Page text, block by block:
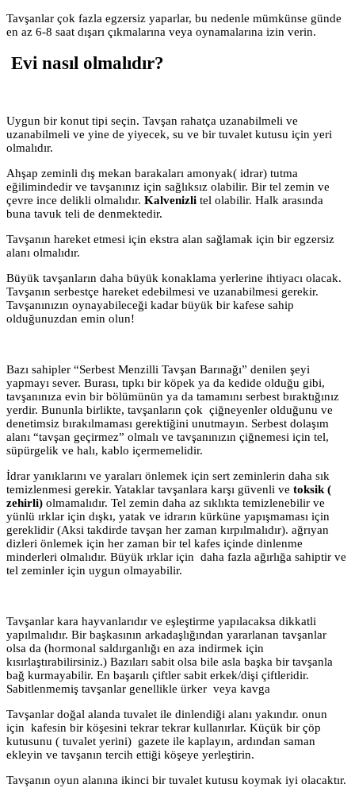
Tavşanlar çok fazla egzersiz yaparlar, bu nedenle mümkünse günde
en az 6-8 saat dışarı çıkmalarına veya oynamalarına izin verin.
Evi nasıl olmalıdır?
Uygun bir konut tipi seçin. Tavşan rahatça uzanabilmeli ve
uzanabilmeli ve yine de yiyecek, su ve bir tuvalet kutusu için yeri
olmalıdır.
Ahşap zeminli dış mekan barakaları amonyak( idrar) tutma
eğilimindedir ve tavşanınız için sağlıksız olabilir. Bir tel zemin ve
çevre ince delikli olmalıdır. Kalvenizli tel olabilir. Halk arasında
buna tavuk teli de denmektedir.
Tavşanın hareket etmesi için ekstra alan sağlamak için bir egzersiz
alanı olmalıdır.
Büyük tavşanların daha büyük konaklama yerlerine ihtiyacı olacak.
Tavşanın serbestçe hareket edebilmesi ve uzanabilmesi gerekir.
Tavşanınızın oynayabileceği kadar büyük bir kafese sahip
olduğunuzdan emin olun!
Bazı sahipler “Serbest Menzilli Tavşan Barınağı” denilen şeyi
yapmayı sever. Burası, tıpkı bir köpek ya da kedide olduğu gibi,
tavşanınıza evin bir bölümünün ya da tamamını serbest bıraktığınız
yerdir. Bununla birlikte, tavşanların çok çiğneyenler olduğunu ve
denetimsiz bırakılmaması gerektiğini unutmayın. Serbest dolaşım
alanı “tavşan geçirmez” olmalı ve tavşanınızın çiğnemesi için tel,
süpürgelik ve halı, kablo içermemelidir.
İdrar yanıklarını ve yaraları önlemek için sert zeminlerin daha sık
temizlenmesi gerekir. Yataklar tavşanlara karşı güvenli ve toksik (
zehirli) olmamalıdır. Tel zemin daha az sıklıkta temizlenebilir ve
yünlü ırklar için dışkı, yatak ve idrarın kürküne yapışmaması için
gereklidir (Aksi takdirde tavşan her zaman kırpılmalıdır). ağrıyan
dizleri önlemek için her zaman bir tel kafes içinde dinlenme
minderleri olmalıdır. Büyük ırklar için daha fazla ağırlığa sahiptir ve
tel zeminler için uygun olmayabilir.
Tavşanlar kara hayvanlarıdır ve eşleştirme yapılacaksa dikkatli
yapılmalıdır. Bir başkasının arkadaşlığından yararlanan tavşanlar
olsa da (hormonal saldırganlığı en aza indirmek için
kısırlaştırabilirsiniz.) Bazıları sabit olsa bile asla başka bir tavşanla
bağ kurmayabilir. En başarılı çiftler sabit erkek/dişi çiftleridir.
Sabitlenmemiş tavşanlar genellikle ürker veya kavga
Tavşanlar doğal alanda tuvalet ile dinlendiği alanı yakındır. onun
için kafesin bir köşesini tekrar tekrar kullanırlar. Küçük bir çöp
kutusunu ( tuvalet yerini) gazete ile kaplayın, ardından saman
ekleyin ve tavşanın tercih ettiği köşeye yerleştirin.
Tavşanın oyun alanına ikinci bir tuvalet kutusu koymak iyi olacaktır.